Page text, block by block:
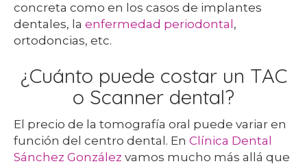
concreta como en los casos de implantes
dentales, la enfermedad periodontal ,
ortodoncias, etc.
¿Cuánto puede costar un TAC
o Scanner dental?
El precio de la tomografía oral puede variar en
función del centro dental. En Clínica Dental
Sánchez González vamos mucho más allá que